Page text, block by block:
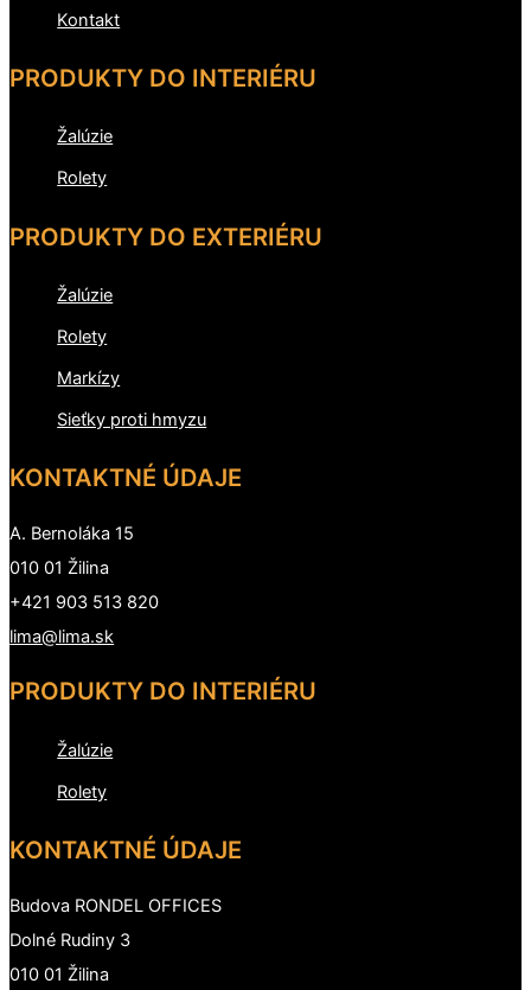
Kontakt
PRODUKTY DO INTERIÉRU
Žalúzie
Rolety
PRODUKTY DO EXTERIÉRU
Žalúzie
Rolety
Markízy
Sieťky proti hmyzu
KONTAKTNÉ ÚDAJE
A. Bernoláka 15
010 01 Žilina
+421 903 513 820
lima@lima.sk
PRODUKTY DO INTERIÉRU
Žalúzie
Rolety
KONTAKTNÉ ÚDAJE
Budova RONDEL OFFICES
Dolné Rudiny 3
010 01 Žilina